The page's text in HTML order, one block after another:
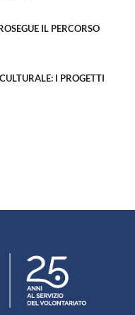
IL PERCORSO
I PROGETTI